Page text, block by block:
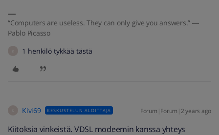
“Computers are useless. They can only give you answers.” ―
Pablo Picasso
1 henkilö tykkää tästä
Kivi69 KESKUSTELUN ALOITTAJA Forum|Forum|2 years ago
Kiitoksia vinkeistä. VDSL modeemin kanssa yhteys